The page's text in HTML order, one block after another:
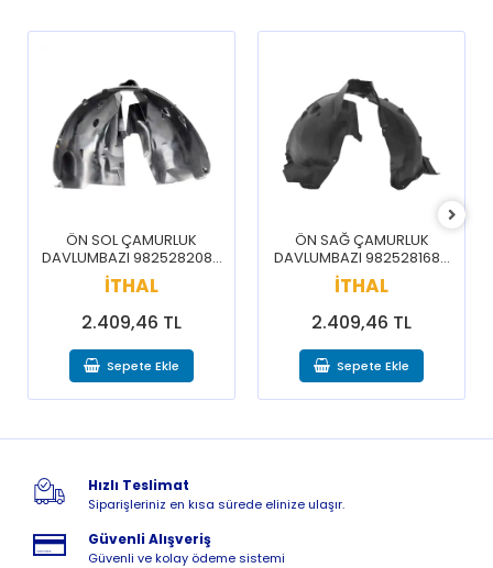
ÖN SOL ÇAMURLUK
DAVLUMBAZI 9825282080
/ 3008 5008 16-20
İTHAL
2.409,46 TL
Sepete Ekle
ÖN SAĞ ÇAMURLUK
DAVLUMBAZI 9825281680
/ 3008 5008 16-20
İTHAL
2.409,46 TL
Sepete Ekle
Hızlı Teslimat
Siparişleriniz en kısa sürede elinize ulaşır.
Güvenli Alışveriş
Güvenli ve kolay ödeme sistemi